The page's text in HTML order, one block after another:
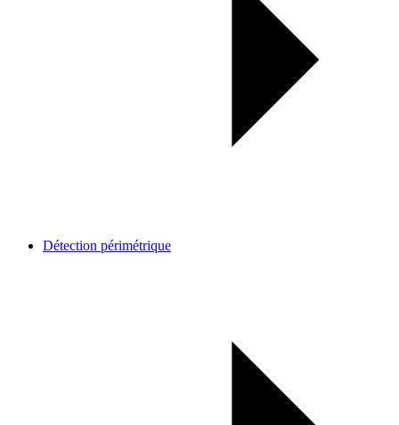
Détection périmétrique